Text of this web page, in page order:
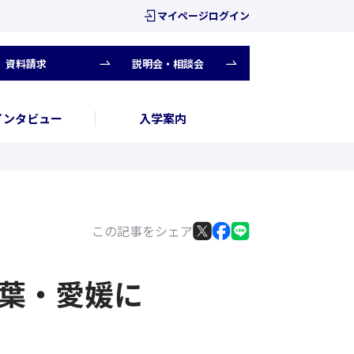
マイページログイン
資料請求 説明会・相談会
ンタビュー 入学案内
この記事をシェア
・愛媛に